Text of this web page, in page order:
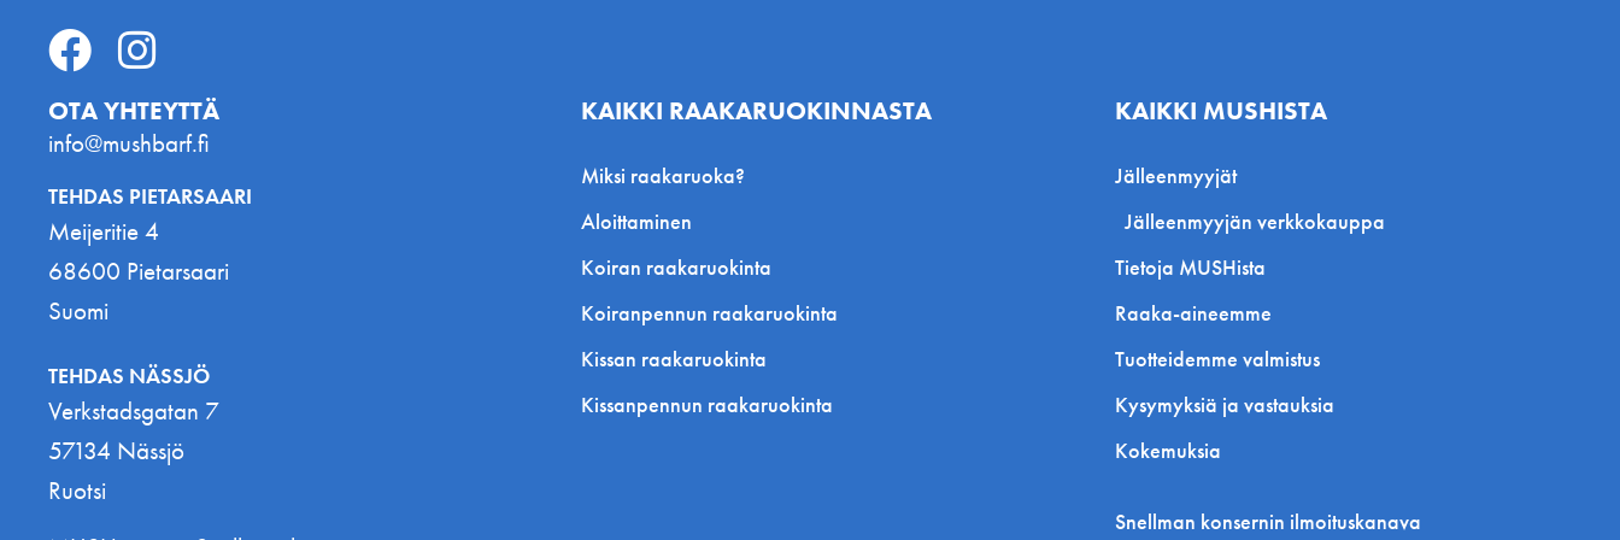
OTA YHTEYTTÄ
info@mushbarf.fi
TEHDAS PIETARSAARI
Meijeritie 4
68600 Pietarsaari
Suomi
TEHDAS NÄSSJÖ
Verkstadsgatan 7
57134 Nässjö
Ruotsi
KAIKKI RAAKARUOKINNASTA
Miksi raakaruoka?
Aloittaminen
Koiran raakaruokinta
Koiranpennun raakaruokinta
Kissan raakaruokinta
Kissanpennun raakaruokinta
KAIKKI MUSHISTA
Jälleenmyyjät
Jälleenmyyjän verkkokauppa
Tietoja MUSHista
Raaka-aineemme
Tuotteidemme valmistus
Kysymyksiä ja vastauksia
Kokemuksia
Snellman konsernin ilmoituskanava